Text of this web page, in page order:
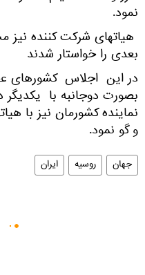
نمود.
هیاتهای شرکت کننده
بعدی را خواستار شدند
در این اجلاس کشورهای
بصورت دوجانبه با یکدیگر
نماینده کشورمان نیز با
و گو نمود.
جهان روسیه ایران